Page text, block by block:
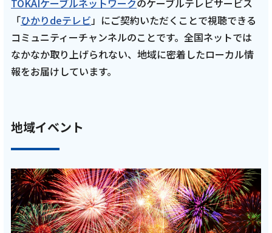
2025年 静岡県 沼津市 富士山の絶景と海の幸
に恵まれた沼津市RUN！ ゲストランナーは猫
ひろしさん！【前編 11月9日 9:00~ 放送開
始】
テレビ
亮と優の静岡をゆる～く走りませんか？：
2025年 静岡県 静岡市の旧東海道RUN！【後
編 10月26日 9:00~ 放送開始】
「ひかりdeテレビ 」にご契約いただくことで視聴できる
コミュニティーチャンネルのことです。全国ネットでは
なかなか取り上げられない、地域に密着したローカル情
報をお届けしています。
地域イベント